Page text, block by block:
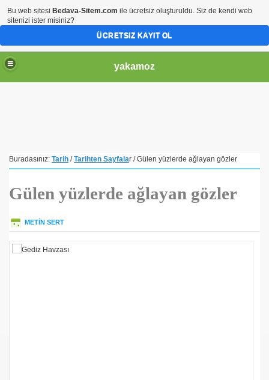
yakamoz
Buradasınız: Tarih /Tarihten Sayfalar / Gülen yüzlerde ağlayan gözler
Gülen yüzlerde ağlayan gözler
METİN SERT
Bu web sitesi Bedava-Sitem.com ile ücretsiz oluşturuldu. Siz de kendi web
sitenizi ister misiniz?
ÜCRETSIZ KAYIT OL